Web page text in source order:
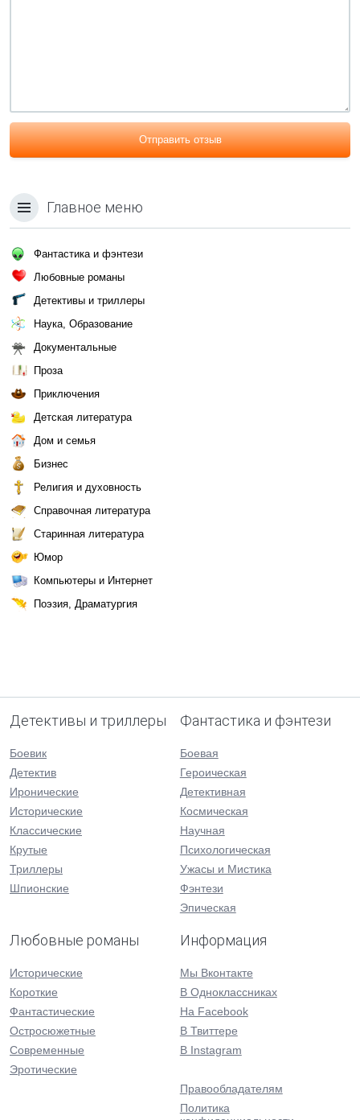
Отправить отзыв
Главное меню
Фантастика и фэнтези
Любовные романы
Детективы и триллеры
Наука, Образование
Документальные
Проза
Приключения
Детская литература
Дом и семья
Бизнес
Религия и духовность
Справочная литература
Старинная литература
Юмор
Компьютеры и Интернет
Поэзия, Драматургия
Детективы и триллеры
Боевик
Детектив
Иронические
Исторические
Классические
Крутые
Триллеры
Шпионские
Фантастика и фэнтези
Боевая
Героическая
Детективная
Космическая
Научная
Психологическая
Ужасы и Мистика
Фэнтези
Эпическая
Любовные романы
Исторические
Короткие
Фантастические
Остросюжетные
Современные
Эротические
Информация
Мы Вконтакте
В Одноклассниках
На Facebook
В Твиттере
В Instagram
Правообладателям
Политика